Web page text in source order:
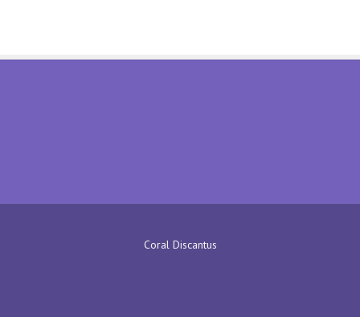
Coral Discantus